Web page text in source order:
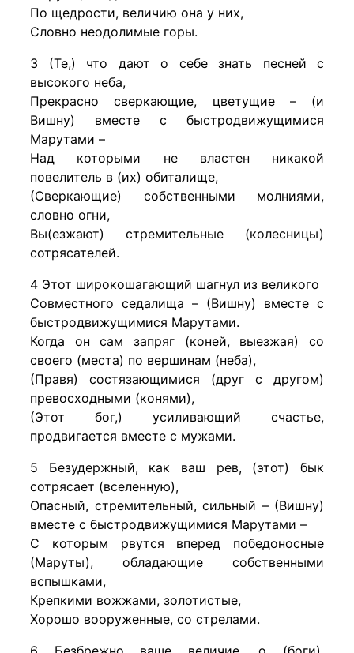
По щедрости, величию она у них,
Словно неодолимые горы.
3 (Те,) что дают о себе знать песней с
высокого неба,
Прекрасно сверкающие, цветущие – (и
Вишну) вместе с быстродвижущимися
Марутами –
Над которыми не властен никакой
повелитель в (их) обиталище,
(Сверкающие) собственными молниями,
словно огни,
Вы(езжают) стремительные (колесницы)
сотрясателей.
4 Этот широкошагающий шагнул из великого
Совместного седалища – (Вишну) вместе с
быстродвижущимися Марутами.
Когда он сам запряг (коней, выезжая) со
своего (места) по вершинам (неба),
(Правя) состязающимися (друг с другом)
превосходными (конями),
(Этот бог,) усиливающий счастье,
продвигается вместе с мужами.
5 Безудержный, как ваш рев, (этот) бык
сотрясает (вселенную),
Опасный, стремительный, сильный – (Вишну)
вместе с быстродвижущимися Марутами –
С которым рвутся вперед победоносные
(Маруты), обладающие собственными
вспышками,
Крепкими вожжами, золотистые,
Хорошо вооруженные, со стрелами.